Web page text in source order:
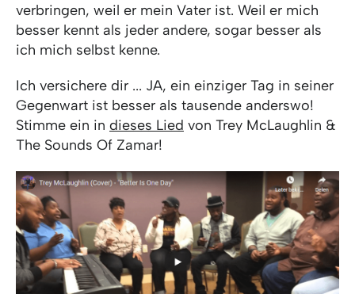
verbringen, weil er mein Vater ist. Weil er mich
besser kennt als jeder andere, sogar besser als
ich mich selbst kenne.
Ich versichere dir ... JA, ein einziger Tag in seiner
Gegenwart ist besser als tausende anderswo!
Stimme ein in dieses Lied von Trey McLaughlin &
The Sounds Of Zamar!